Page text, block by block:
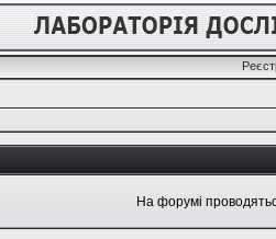
На форумі